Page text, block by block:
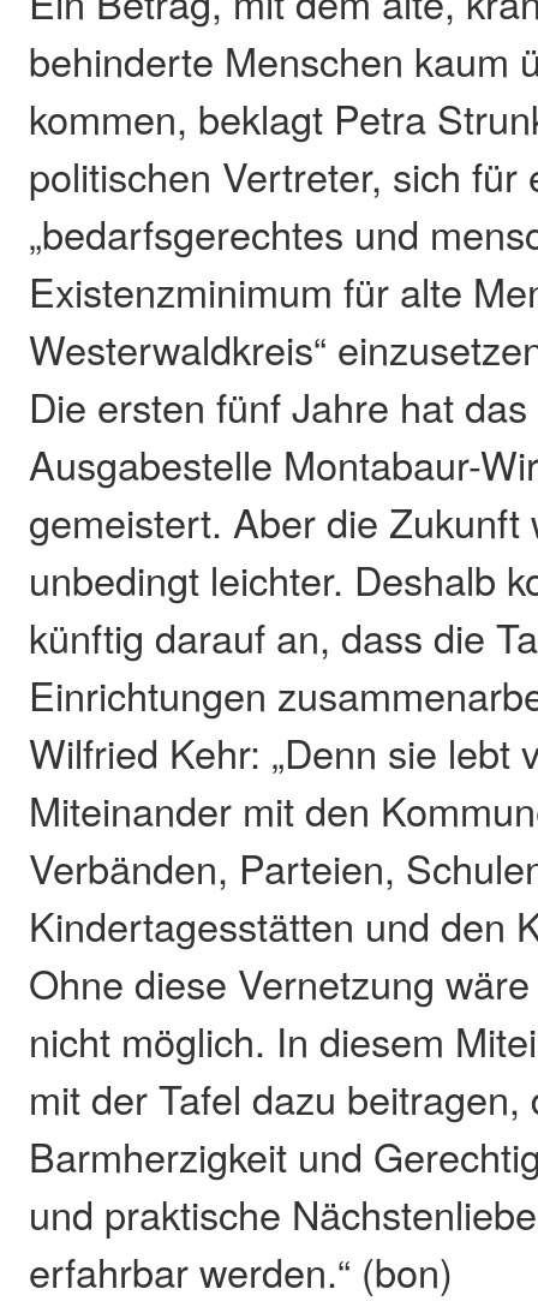
behinderte Menschen kaum
kommen, beklagt Petra
politischen Vertreter, sich für
„bedarfsgerechtes und
Existenzminimum für alte
Westerwaldkreis“
Die ersten fünf Jahre hat
Ausgabestelle Montabaur-
gemeistert. Aber die Zukunft
unbedingt leichter. Deshalb
künftig darauf an, dass die
Einrichtungen
Wilfried Kehr: „Denn sie lebt
Miteinander mit den
Verbänden, Parteien,
Kindertagesstätten und den
Ohne diese Vernetzung
nicht möglich. In diesem
mit der Tafel dazu beitragen,
Barmherzigkeit und
und praktische
erfahrbar werden.“ (bon)